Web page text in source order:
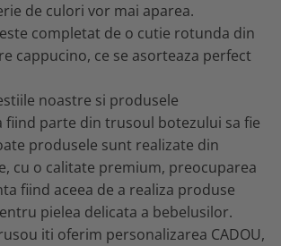
de culori vor mai aparea.
completat de o cutie rotunda din
cappucino, ce se asorteaza perfect
noastre si produsele
fiind parte din trusoul botezului sa fie
produsele sunt realizate din
cu o calitate premium, preocuparea
fiind aceea de a realiza produse
pielea delicata a bebelusilor.
iti oferim personalizarea CADOU,